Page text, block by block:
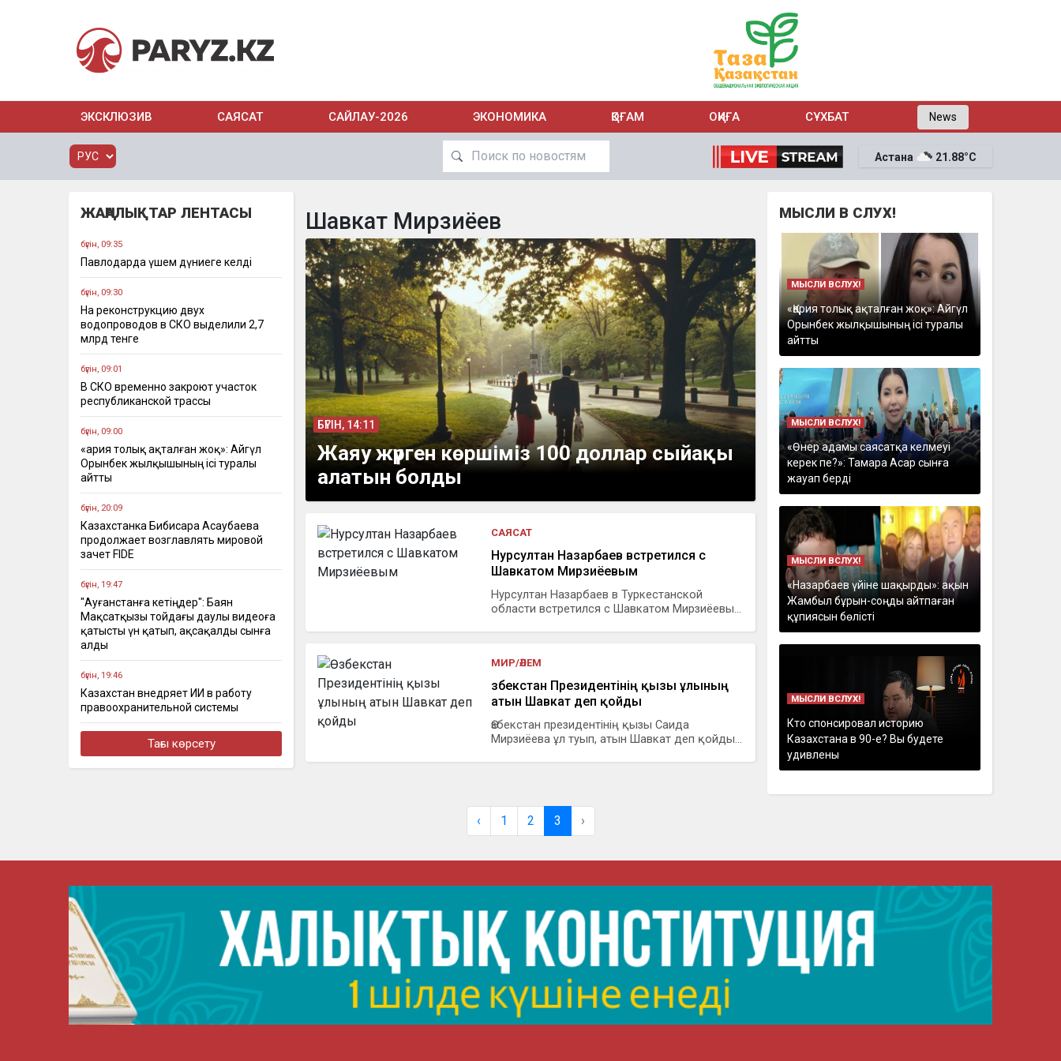
ЭКСКЛЮЗИВ САЯСАТ САЙЛАУ-2026 ЭКОНОМИКА ҚОҒАМ ОҚИҒА СҰХБАТ News
Астана 21.88°C
ЖАҢАЛЫҚТАР ЛЕНТАСЫ
бүгін, 09:35
Павлодарда үшем дүниеге келді
бүгін, 09:30
На реконструкцию двух
водопроводов в СКО выделили 2,7
млрд тенге
бүгін, 09:01
В СКО временно закроют участок
республиканской трассы
бүгін, 09:00
«Қария толық ақталған жоқ»: Айгүл
Орынбек жылқышының ісі туралы
айтты
бүгін, 20:09
Казахстанка Бибисара Асаубаева
продолжает возглавлять мировой
зачет FIDE
бүгін, 19:47
"Ауғанстанға кетіңдер": Баян
Мақсатқызы тойдағы даулы видеоға
қатысты үн қатып, ақсақалды сынға
алды
бүгін, 19:46
Казахстан внедряет ИИ в работу
правоохранительной системы
Казахстан нарастил производство
безалкогольных напитков на 17%
бүгін, 17:58
Тағы көрсету
Шавкат Мирзиёев
БҮГІН, 14:11
Жаяу жүрген көршіміз 100 доллар сыйақы
алатын болды
САЯСАТ
Нурсултан Назарбаев встретился с
Шавкатом Мирзиёевым
Нурсултан Назарбаев в Туркестанской
области встретился с Шавкатом Мирзиёевы...
МИР/ӘЛЕМ
Өзбекстан Президентінің қызы ұлының
атын Шавкат деп қойды
Өзбекстан президентінің қызы Саида
Мирзиёева ұл туып, атын Шавкат деп қойды...
МЫСЛИ В СЛУХ!
МЫСЛИ ВСЛУХ!
«Қария толық ақталған жоқ»: Айгүл
Орынбек жылқышының ісі туралы
айтты
МЫСЛИ ВСЛУХ!
«Өнер адамы саясатқа келмеуі
керек пе?»: Тамара Асар сынға
жауап берді
МЫСЛИ ВСЛУХ!
«Назарбаев үйіне шақырды»: ақын
Жамбыл бұрын-соңды айтпаған
құпиясын бөлісті
МЫСЛИ ВСЛУХ!
Кто спонсировал историю
Казахстана в 90-е? Вы будете
удивлены
‹ 1 2 3 ›